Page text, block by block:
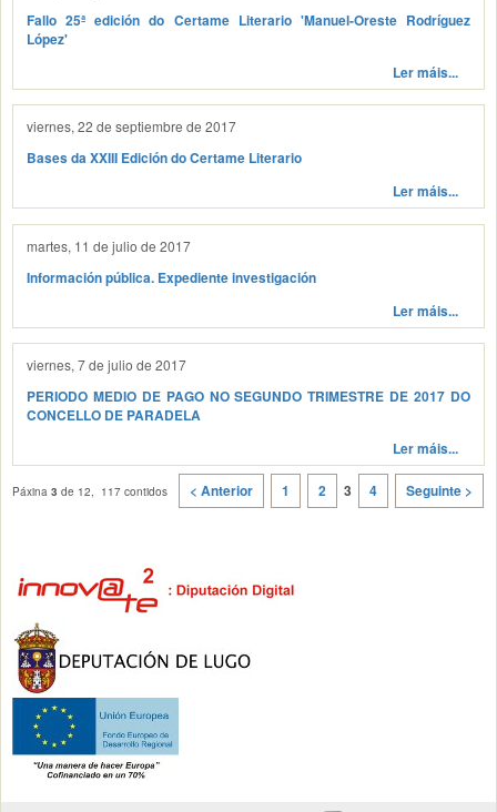
Fallo 25ª edición do Certame Literario 'Manuel-Oreste Rodríguez
López'
Ler máis...
viernes, 22 de septiembre de 2017
Bases da XXIII Edición do Certame Literario
Ler máis...
martes, 11 de julio de 2017
Información pública. Expediente investigación
Ler máis...
viernes, 7 de julio de 2017
PERIODO MEDIO DE PAGO NO SEGUNDO TRIMESTRE DE 2017 DO
CONCELLO DE PARADELA
Ler máis...
Páxina 3 de 12, 117 contidos < Anterior 1 2 3 4 Seguinte >